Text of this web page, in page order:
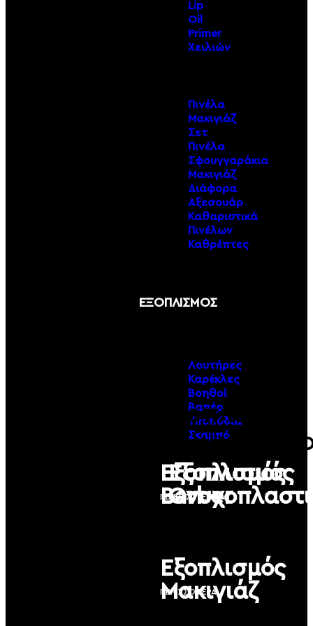
Lip
Oil
Primer
Χειλιών
Πινέλα
Μακιγιάζ
Σετ
Πινέλα
Σφουγγαράκια
Μακιγιάζ
Διάφορα
Αξεσουάρ
Καθαριστικά
Πινέλων
Καθρέπτες
ΕΞΟΠΛΙΣΜΟΣ
Λουτήρες
Καρέκλες
Βοηθοί
Βαπέρ
Υποπόδια
Σκαμπό
Εξοπλισμός
ΠΕΡΙΣΣΟΤΕΡΑ
Εξοπλισμός
Barber
ΠΕΡΙΣΣΟΤΕΡΑ
Εξοπλισμός
ΠΕΡΙΣΣΟΤΕΡΑ
Εξοπλισμός
Μακιγιάζ